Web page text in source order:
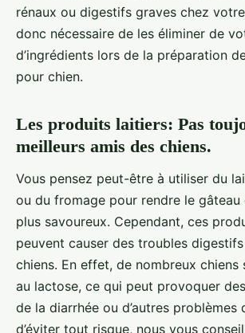
rénaux ou digestifs graves chez
donc nécessaire de les éliminer de
d’ingrédients lors de la préparation
pour chien.
Les produits laitiers: Pas
meilleurs amis des chiens.
Vous pensez peut-être à utiliser du
ou du fromage pour rendre le
plus savoureux. Cependant, ces
peuvent causer des troubles
chiens. En effet, de nombreux
au lactose, ce qui peut provoquer
de la diarrhée ou d’autres problèmes
d’éviter tout risque, nous vous